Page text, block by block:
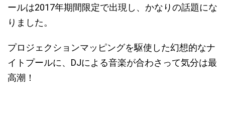
ールは2017年期間限定で出現し、かなりの話題にな
りました。
プロジェクションマッピングを駆使した幻想的なナ
イトプールに、DJによる音楽が合わさって気分は最
高潮！